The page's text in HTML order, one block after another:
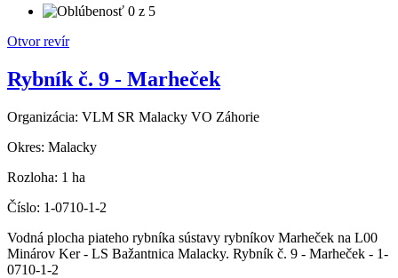
Otvor revír
Rybník č. 9 - Marheček
Organizácia: VLM SR Malacky VO Záhorie
Okres: Malacky
Rozloha: 1 ha
Číslo: 1-0710-1-2
Vodná plocha piateho rybníka sústavy rybníkov Marheček na L00
Minárov Ker - LS Bažantnica Malacky. Rybník č. 9 - Marheček - 1-
0710-1-2